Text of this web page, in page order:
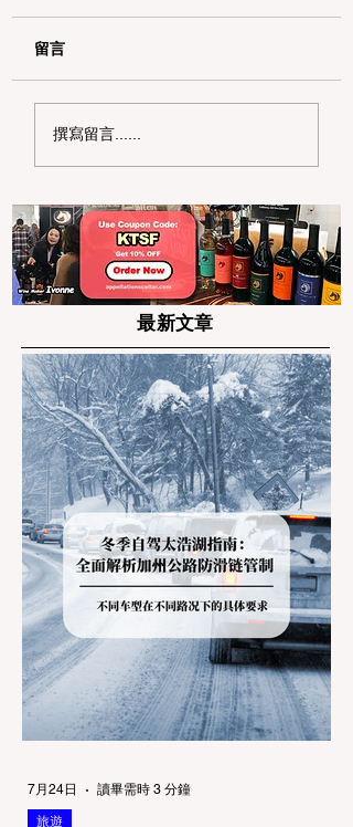
矽谷工程师杀妻案房屋出售，
想买房吗？ 小心避开这些「凶
宅」陷阱
留言
撰寫留言......
最新文章
旅遊
7月24日 讀畢需時 3 分鐘